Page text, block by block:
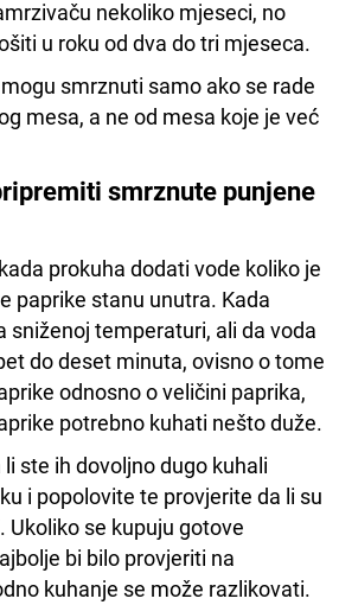
nekoliko mjeseci, no
u roku od dva do tri mjeseca.
smrznuti samo ako se rade
mesa, a ne od mesa koje je već
smrznute punjene
prokuha dodati vode koliko je
paprike stanu unutra. Kada
sniženoj temperaturi, ali da voda
do deset minuta, ovisno o tome
odnosno o veličini paprika,
potrebno kuhati nešto duže.
ste ih dovoljno dugo kuhali
i popolovite te provjerite da li su
Ukoliko se kupuju gotove
bi bilo provjeriti na
kuhanje se može razlikovati.